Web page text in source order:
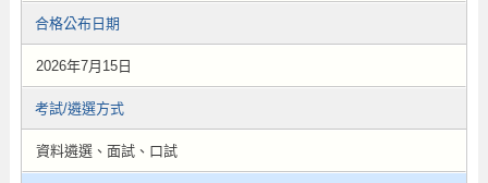
合格公布日期
2026年7月15日
考試/遴選方式
資料遴選、面試、口試